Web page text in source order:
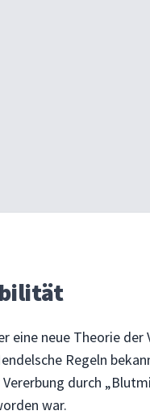
eine neue Theorie
Regeln
durch
war.